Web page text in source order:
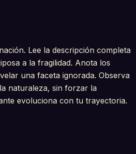
Lee la descripción completa
a la fragilidad. Anota los
una faceta ignorada. Observa
naturaleza, sin forzar la
evoluciona con tu trayectoria.